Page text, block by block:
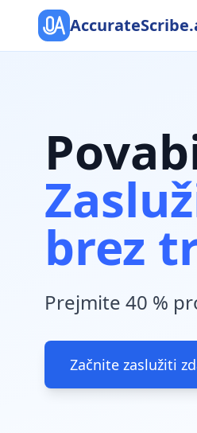
brez
Prejmite 40 %
Začnite zaslužiti